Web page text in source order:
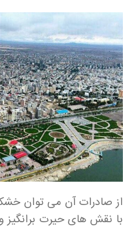
از صادرات آن می توان
با نقش های حیرت برانگیز